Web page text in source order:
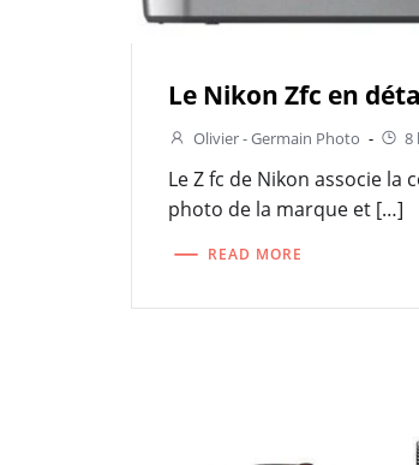
Le Nikon Zfc en
Olivier - Germain Photo - 8
Le Z fc de Nikon associe la
photo de la marque et […]
READ MORE